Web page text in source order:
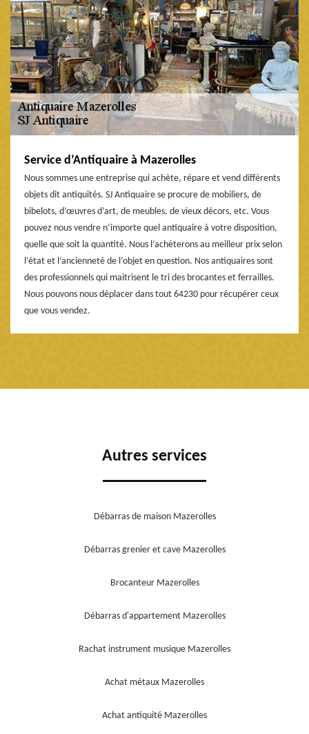
Service d’Antiquaire à Mazerolles
Nous sommes une entreprise qui achète, répare et vend différents
objets dit antiquités. SJ Antiquaire se procure de mobiliers, de
bibelots, d’œuvres d’art, de meubles, de vieux décors, etc. Vous
pouvez nous vendre n’importe quel antiquaire à votre disposition,
quelle que soit la quantité. Nous l’achèterons au meilleur prix selon
l’état et l’ancienneté de l’objet en question. Nos antiquaires sont
des professionnels qui maitrisent le tri des brocantes et ferrailles.
Nous pouvons nous déplacer dans tout 64230 pour récupérer ceux
que vous vendez.
Autres services
Débarras de maison Mazerolles
Débarras grenier et cave Mazerolles
Brocanteur Mazerolles
Débarras d'appartement Mazerolles
Rachat instrument musique Mazerolles
Achat métaux Mazerolles
Achat antiquité Mazerolles